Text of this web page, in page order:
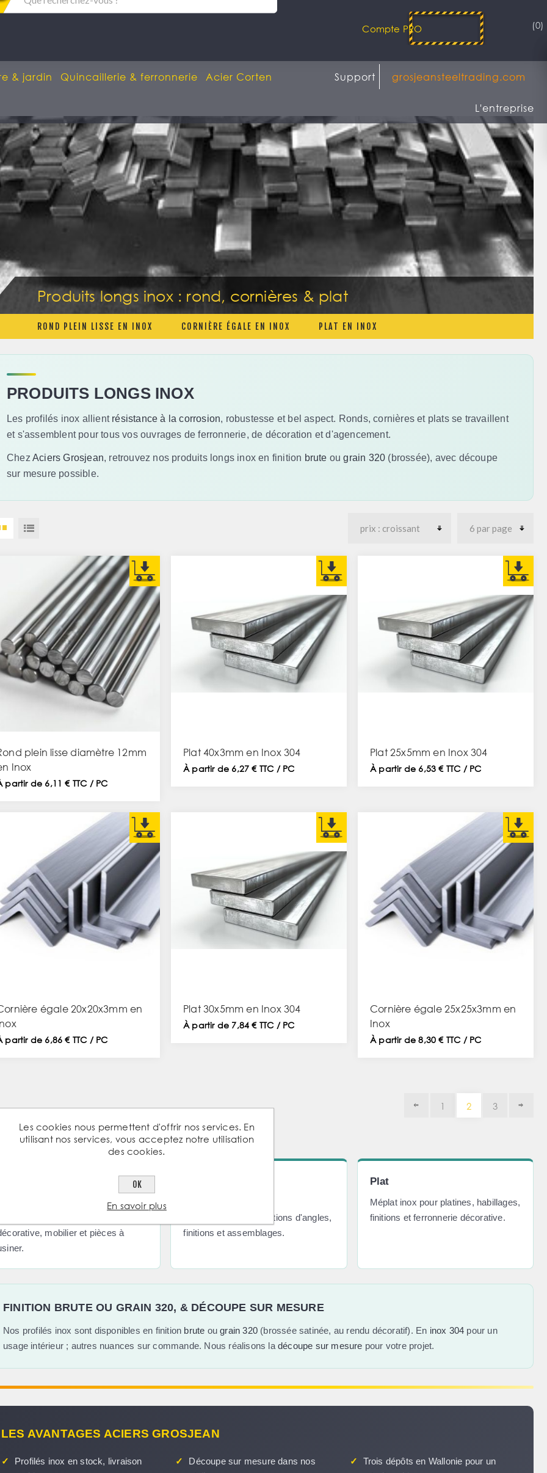
Compte PRO (0)
& jardin Quincaillerie & ferronnerie Acier Corten grosjeansteeltrading.com
Support
L'entreprise
Produits longs inox : rond, cornières & plat
ROND PLEIN LISSE EN INOX CORNIÈRE ÉGALE EN INOX PLAT EN INOX
PRODUITS LONGS INOX
Les profilés inox allient résistance à la corrosion, robustesse et bel aspect. Ronds, cornières et plats se travaillent
et s'assemblent pour tous vos ouvrages de ferronnerie, de décoration et d'agencement.
Chez Aciers Grosjean, retrouvez nos produits longs inox en finition brute ougrain 320 (brossée), avec découpe
sur mesure possible.
plein lisse diamètre 12mm
Inox
partir de 6,11 € TTC / PC
Plat 40x3mm en Inox 304
À partir de 6,27 € TTC / PC
Plat 25x5mm en Inox 304
À partir de 6,53 € TTC / PC
égale 20x20x3mm en
partir de 6,86 € TTC / PC
Plat 30x5mm en Inox 304
À partir de 7,84 € TTC / PC
Cornière égale 25x25x3mm en
Inox
À partir de 8,30 € TTC / PC
1 2 3
GAMME DE PRODUITS LONGS INOX
ronde pleine et lisse en inox,
mobilier et pièces à
encadrements, protections d'angles,
finitions et assemblages.
Plat
Méplat inox pour platines, habillages,
finitions et ferronnerie décorative.
FINITION BRUTE OU GRAIN 320, & DÉCOUPE SUR MESURE
Nos profilés inox sont disponibles en finition brute ougrain 320 (brossée satinée, au rendu décoratif). En inox 304 pour un
usage intérieur ; autres nuances sur commande. Nous réalisons ladécoupe sur mesure pour votre projet.
LES AVANTAGES ACIERS GROSJEAN
✓
Profilés inox en stock, livraison
✓
Découpe sur mesure dans nos
✓
Trois dépôts en Wallonie pour un
Les cookies nous permettent d'offrir nos services. En
utilisant nos services, vous acceptez notre utilisation
des cookies.
OK
En savoir plus